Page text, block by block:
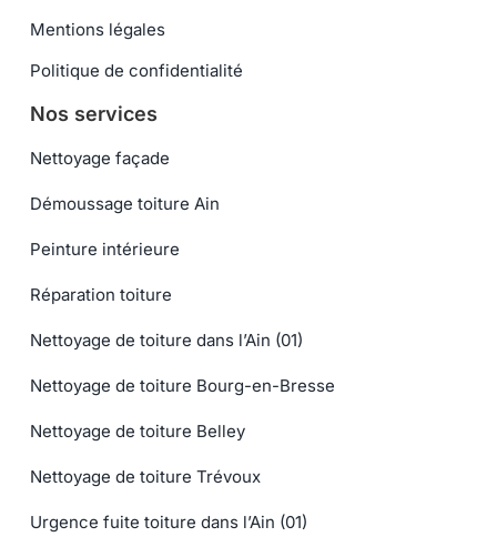
Mentions légales
Politique de confidentialité
Nos services
Nettoyage façade
Démoussage toiture Ain
Peinture intérieure
Réparation toiture
Nettoyage de toiture dans l’Ain (01)
Nettoyage de toiture Bourg-en-Bresse
Nettoyage de toiture Belley
Nettoyage de toiture Trévoux
Urgence fuite toiture dans l’Ain (01)